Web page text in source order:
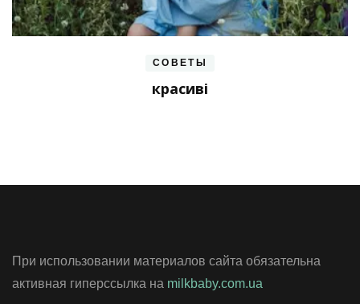
СОВЕТЫ
красиві
При использовании материалов сайта обязательна
активная гиперссылка на milkbaby.com.ua